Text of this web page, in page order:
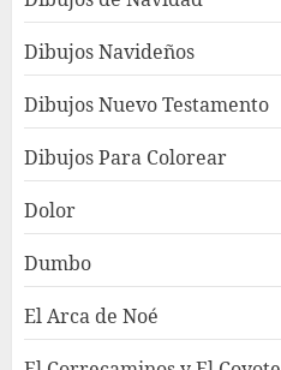
Dibujos Navideños
Dibujos Nuevo Testamento
Dibujos Para Colorear
Dolor
Dumbo
El Arca de Noé